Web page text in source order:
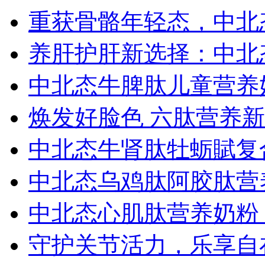
重获骨骼年轻态，中
养肝护肝新选择：中
中北态牛脾肽儿童营
焕发好脸色 六肽营养
中北态牛肾肽牡蛎賦
中北态乌鸡肽阿胶肽
中北态心肌肽营养奶
守护关节活力，乐享